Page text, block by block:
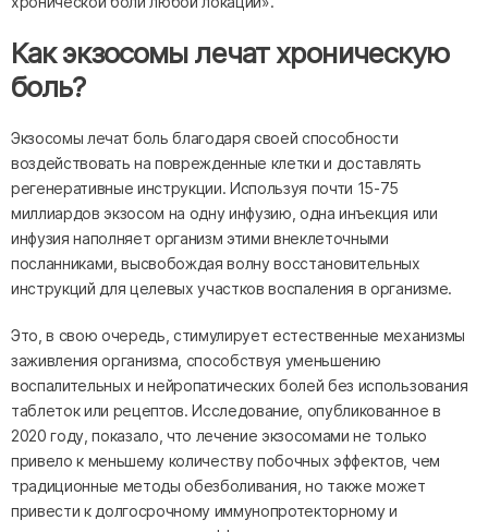
Как экзосомы лечат хроническую
боль?
Экзосомы лечат боль благодаря своей способности
воздействовать на поврежденные клетки и доставлять
регенеративные инструкции. Используя почти 15-75
миллиардов экзосом на одну инфузию, одна инъекция или
инфузия наполняет организм этими внеклеточными
посланниками, высвобождая волну восстановительных
инструкций для целевых участков воспаления в организме.
Это, в свою очередь, стимулирует естественные механизмы
заживления организма, способствуя уменьшению
воспалительных и нейропатических болей без использования
таблеток или рецептов. Исследование, опубликованное в
2020 году, показало, что лечение экзосомами не только
привело к меньшему количеству побочных эффектов, чем
традиционные методы обезболивания, но также может
привести к долгосрочному иммунопротекторному и